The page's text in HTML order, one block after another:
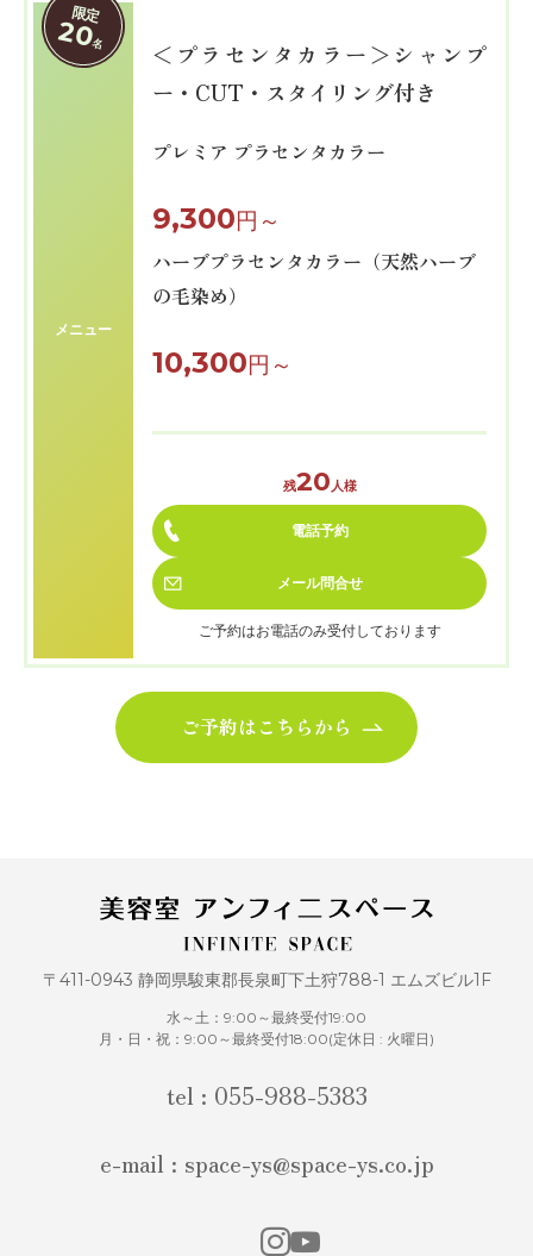
限定
20名
メニュー
＜プラセンタカラー＞シャンプ
ー・CUT・スタイリング付き
プレミア プラセンタカラー
9,300円～
ハーブプラセンタカラー（天然ハーブ
の毛染め）
10,300円～
残20人様
電話予約
メール問合せ
ご予約はお電話のみ受付しております
ご予約はこちらから
〒411-0943 静岡県駿東郡長泉町下土狩788-1 エムズビル1F
水～土：9:00～最終受付19:00
月・日・祝：9:00～最終受付18:00(定休日 : 火曜日)
tel : 055-988-5383
e-mail : space-ys@space-ys.co.jp